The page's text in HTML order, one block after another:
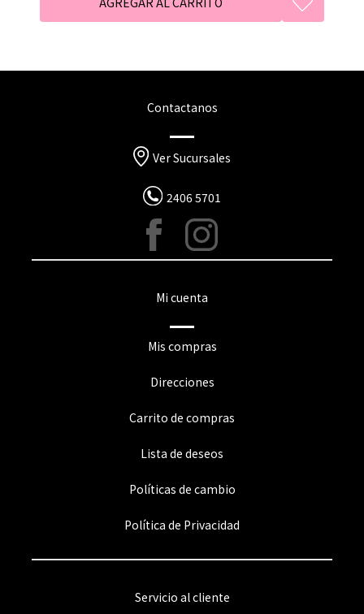
Contactanos
Ver Sucursales
2406 5701
Mi cuenta
Mis compras
Direcciones
Carrito de compras
Lista de deseos
Políticas de cambio
Política de Privacidad
Servicio al cliente